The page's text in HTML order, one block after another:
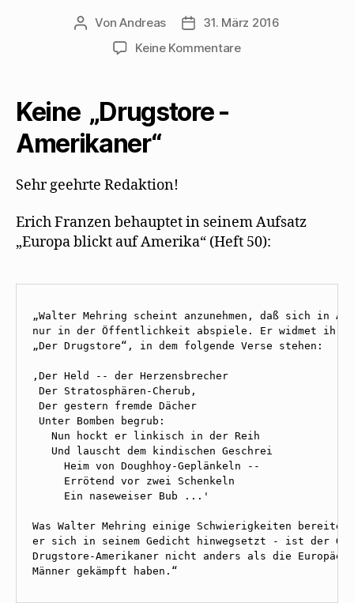
Beitragsautor
VonAndreas Beitragsdatum
31. März 2016
Keine Kommentarezu
Keine „Drugstore -
Amerikaner“
Sehr geehrte Redaktion!
Erich Franzen behauptet in seinem Aufsatz
„Europa blickt auf Amerika“ (Heft 50):
„Walter Mehring scheint anzunehmen, daß sich in
nur in der Öffentlichkeit abspiele. Er widmet ihr
„Der Drugstore“, in dem folgende Verse stehen:
,Der Held -- der Herzensbrecher
Der Stratosphären-Cherub,
Der gestern fremde Dächer
Unter Bomben begrub:
Nun hockt er linkisch in der Reih
Ein naseweiser Bub ...'
Was Walter Mehring einige Schwierigkeiten
er sich in seinem Gedicht hinwegsetzt - ist der
Drugstore-Amerikaner nicht anders als die
Männer gekämpft haben.“